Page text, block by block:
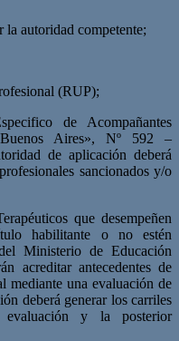
autoridad competente;
(RUP);
de Acompañantes
Aires», Nº 592 –
de aplicación deberá
sancionados y/o
que desempeñen
habilitante o no estén
Ministerio de Educación
acreditar antecedentes de
mediante una evaluación de
deberá generar los carriles
evaluación y la posterior